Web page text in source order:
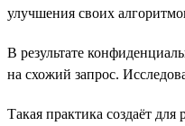
улучшения своих
В результате
на схожий запрос.
Такая практика создаёт